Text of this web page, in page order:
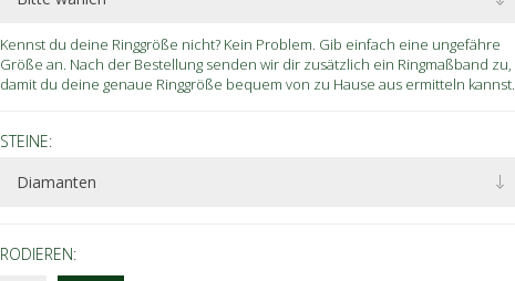
Kennst du deine Ringgröße nicht? Kein Problem. Gib einfach eine ungefähre
Größe an. Nach der Bestellung senden wir dir zusätzlich ein Ringmaßband zu,
damit du deine genaue Ringgröße bequem von zu Hause aus ermitteln kannst.
STEINE:
RODIEREN: